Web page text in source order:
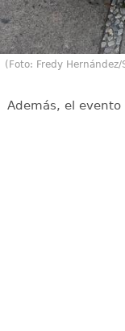
(Foto: Fredy Hernández/
Además, el